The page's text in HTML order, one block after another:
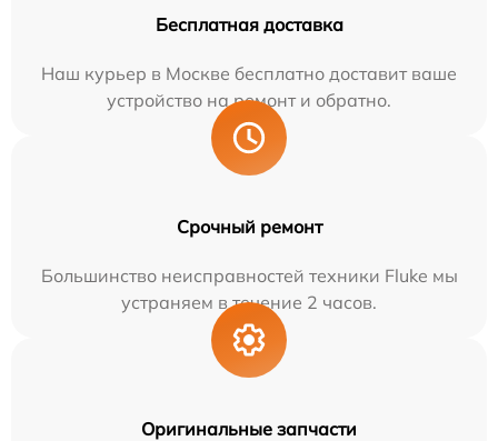
Бесплатная доставка
Наш курьер в Москве бесплатно доставит ваше
устройство на ремонт и обратно.
Срочный ремонт
Большинство неисправностей техники Fluke мы
устраняем в течение 2 часов.
Оригинальные запчасти